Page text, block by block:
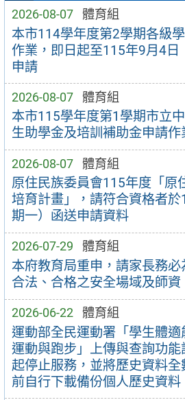
2026-08-07 體育組
本市114學年度第2學期各級
作業，即日起至115年9月4日
申請
2026-08-07 體育組
本市115學年度第1學期市立
生助學金及培訓補助金申請作
2026-08-07 體育組
原住民族委員會115年度「原
培育計畫」，請符合資格者
期一）函送申請資料
2026-07-29 體育組
本府教育局重申，請家長務
合法、合格之安全場域及師資
2026-06-22 體育組
運動部全民運動署「學生體
運動與跑步」上傳與查詢功
起停止服務，並將歷史資料
前自行下載備份個人歷史資料